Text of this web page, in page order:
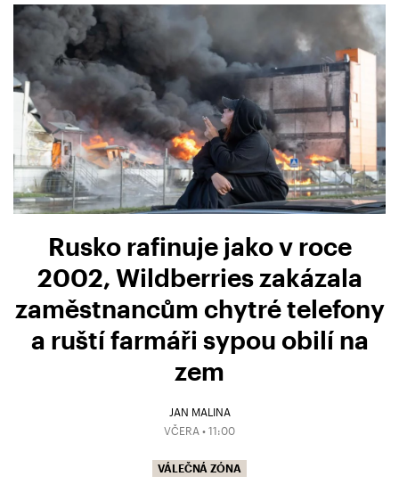
Rusko rafinuje jako v roce
2002, Wildberries zakázala
zaměstnancům chytré telefony
a ruští farmáři sypou obilí na
zem
JAN MALINA
VČERA • 11:00
VÁLEČNÁ ZÓNA